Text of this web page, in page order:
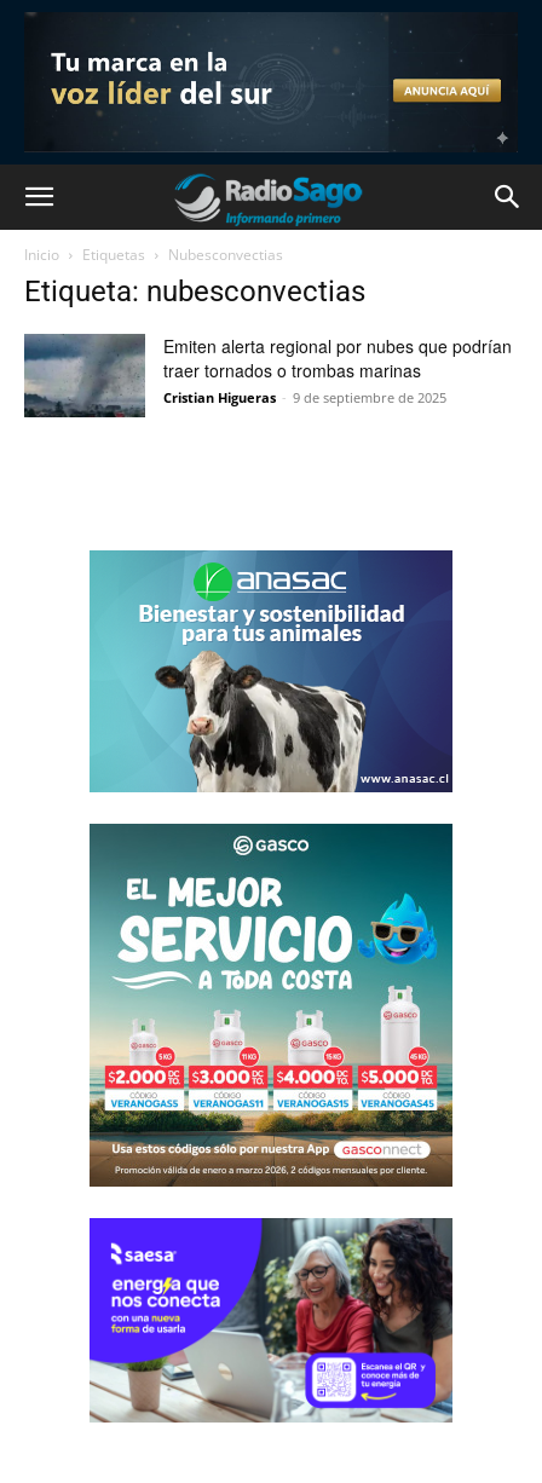
Inicio Etiquetas Nubesconvectias
Etiqueta: nubesconvectias
Emiten alerta regional por nubes que podrían
traer tornados o trombas marinas
Cristian Higueras - 9 de septiembre de 2025